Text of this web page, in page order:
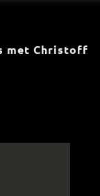
met Christoff